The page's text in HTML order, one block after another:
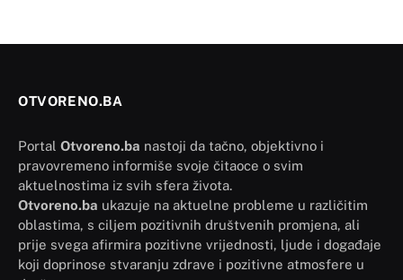
OTVORENO.BA
Portal Otvoreno.ba nastoji da tačno, objektivno i
pravovremeno informiše svoje čitaoce o svim
aktuelnostima iz svih sfera života.
Otvoreno.ba ukazuje na aktuelne probleme u različitim
oblastima, s ciljem pozitivnih društvenih promjena, ali
prije svega afirmira pozitivne vrijednosti, ljude i događaje
koji doprinose stvaranju zdrave i pozitivne atmosfere u